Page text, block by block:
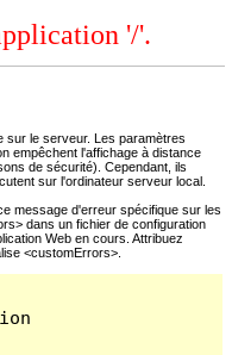
'/'.
sur le serveur. Les paramètres
empêchent l'affichage à distance
de sécurité). Cependant, ils
sur l'ordinateur serveur local.
message d'erreur spécifique sur les
dans un fichier de configuration
Web en cours. Attribuez
<customErrors>.